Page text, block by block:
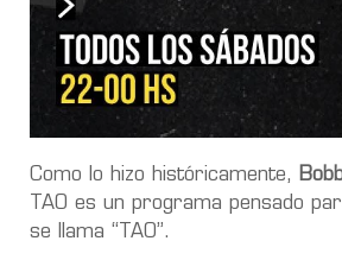
Como lo hizo históricamente,
TAO es un programa pensado
se llama “TAO”.